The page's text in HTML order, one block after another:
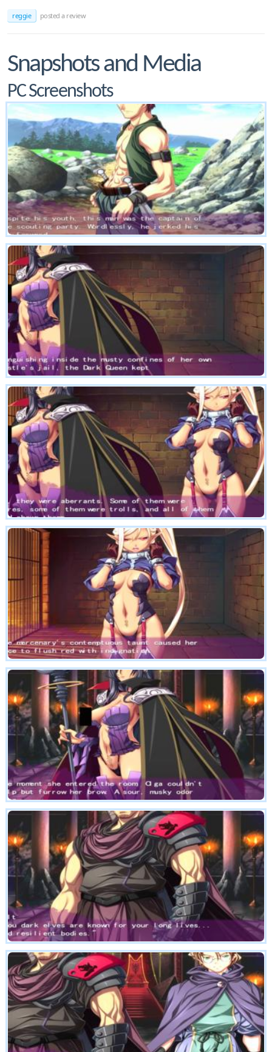
reggie posted a review
Snapshots and Media
PC Screenshots